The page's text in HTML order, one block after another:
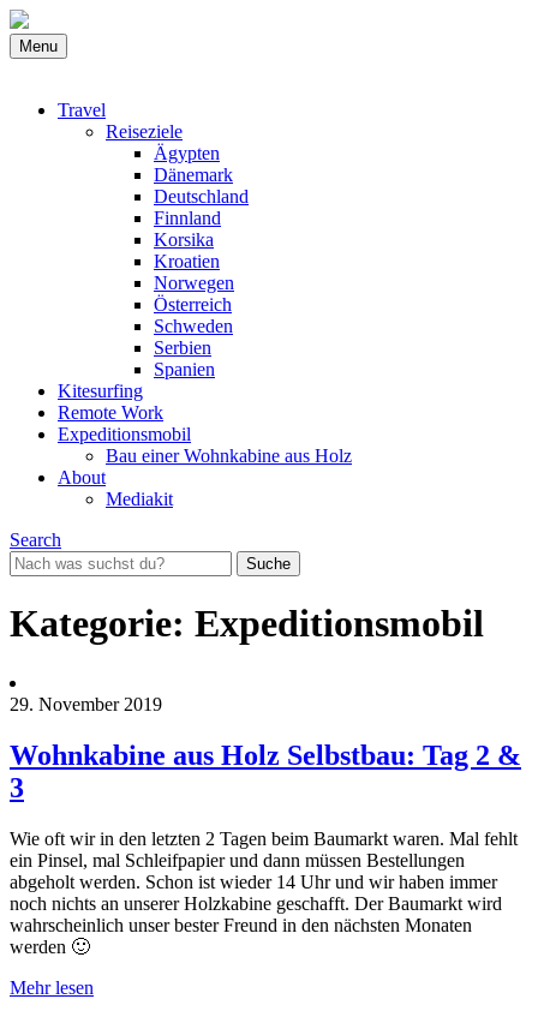
Menu
Travel
Reiseziele
Ägypten
Dänemark
Deutschland
Finnland
Korsika
Kroatien
Norwegen
Österreich
Schweden
Serbien
Spanien
Kitesurfing
Remote Work
Expeditionsmobil
Bau einer Wohnkabine aus Holz
About
Mediakit
Search
Suche
für:
Kategorie: Expeditionsmobil
29. November 2019
Wohnkabine aus Holz Selbstbau: Tag 2 &
3
Wie oft wir in den letzten 2 Tagen beim Baumarkt waren. Mal fehlt
ein Pinsel, mal Schleifpapier und dann müssen Bestellungen
abgeholt werden. Schon ist wieder 14 Uhr und wir haben immer
noch nichts an unserer Holzkabine geschafft. Der Baumarkt wird
wahrscheinlich unser bester Freund in den nächsten Monaten
werden 🙂
Mehr lesen